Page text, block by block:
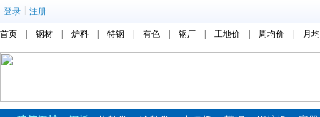
登录 注册
首页 钢材 炉料 特钢 有色 钢厂 工地价 周均价 月